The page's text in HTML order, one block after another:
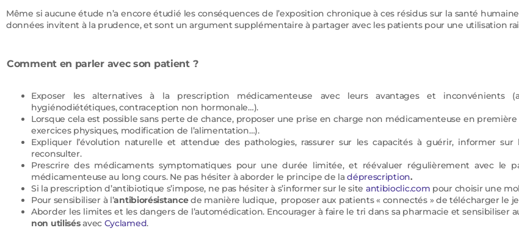
Même si aucune étude n’a encore étudié les conséquences de l’exposition chronique à ces résidus sur la santé
données invitent à la prudence, et sont un argument supplémentaire à partager avec les patients pour une utilisation
Comment en parler avec son patient ?
Exposer les alternatives à la prescription médicamenteuse avec leurs avantages et inconvénients
hygiénodiététiques, contraception non hormonale…).
Lorsque cela est possible sans perte de chance, proposer une prise en charge non médicamenteuse en
exercices physiques, modification de l’alimentation…).
Expliquer l’évolution naturelle et attendue des pathologies, rassurer sur les capacités à guérir, informer
reconsulter.
Prescrire des médicaments symptomatiques pour une durée limitée, et réévaluer régulièrement avec le
médicamenteuse au long cours. Ne pas hésiter à aborder le principe de ladéprescription.
Si la prescription d’antibiotique s’impose, ne pas hésiter à s’informer sur le site antibioclic.com pour choisir une
Pour sensibiliser à l’antibiorésistancede manière ludique, proposer aux patients « connectés » de télécharger le
Aborder les limites et les dangers de l’automédication. Encourager à faire le tri dans sa pharmacie et sensibiliser
non utilisésavecCyclamed.